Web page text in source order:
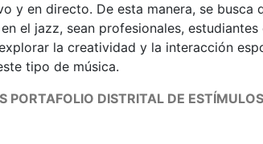
y en directo. De esta manera, se busca
el jazz, sean profesionales,
la creatividad y la interacción
tipo de música.
PORTAFOLIO DISTRITAL DE